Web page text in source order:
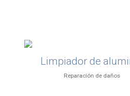
Limpiador de
Reparación de daños